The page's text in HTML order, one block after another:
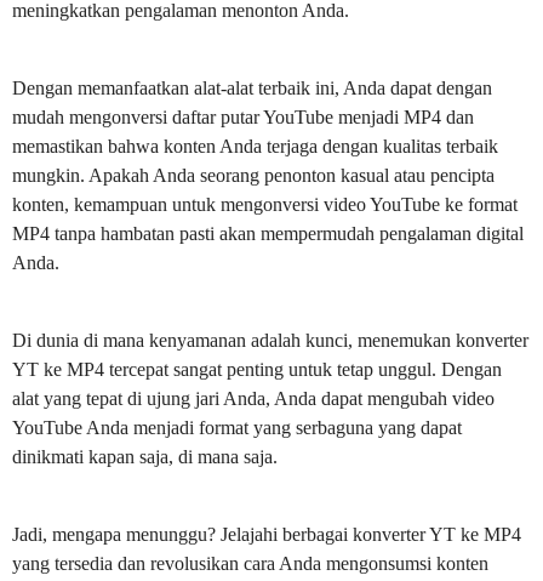
meningkatkan pengalaman menonton Anda.
Dengan memanfaatkan alat-alat terbaik ini, Anda dapat dengan
mudah mengonversi daftar putar YouTube menjadi MP4 dan
memastikan bahwa konten Anda terjaga dengan kualitas terbaik
mungkin. Apakah Anda seorang penonton kasual atau pencipta
konten, kemampuan untuk mengonversi video YouTube ke format
MP4 tanpa hambatan pasti akan mempermudah pengalaman digital
Anda.
Di dunia di mana kenyamanan adalah kunci, menemukan konverter
YT ke MP4 tercepat sangat penting untuk tetap unggul. Dengan
alat yang tepat di ujung jari Anda, Anda dapat mengubah video
YouTube Anda menjadi format yang serbaguna yang dapat
dinikmati kapan saja, di mana saja.
Jadi, mengapa menunggu? Jelajahi berbagai konverter YT ke MP4
yang tersedia dan revolusikan cara Anda mengonsumsi konten